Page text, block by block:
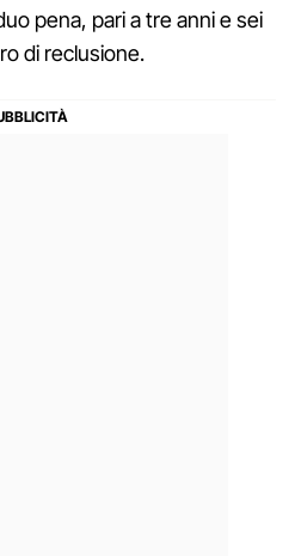
pena, pari a tre anni e sei
di reclusione.